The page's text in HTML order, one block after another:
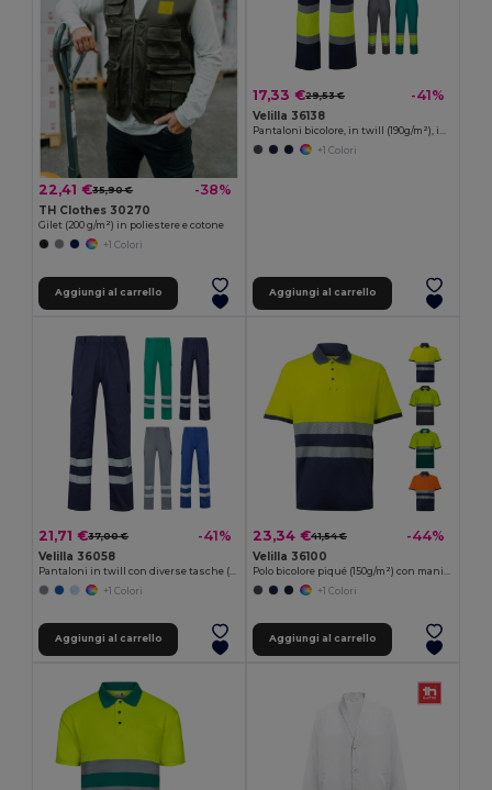
22,41 €35,90 € -38%
TH Clothes 30270
Gilet (200 g/m²) in poliestere e cotone
+1 Colori
Aggiungi al carrello
17,33 €29,53 € -41%
Velilla 36138
+1 Colori
Aggiungi al carrello
21,71 €37,00 € -41%
Velilla 36058
+1 Colori
Aggiungi al carrello
23,34 €41,54 € -44%
Velilla 36100
+1 Colori
Aggiungi al carrello